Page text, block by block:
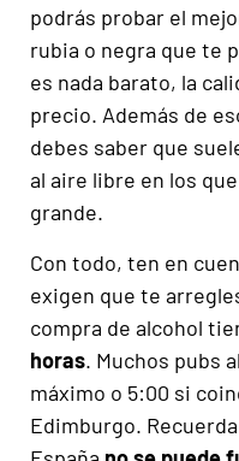
podrás probar el
rubia o negra que te
es nada barato, la
precio. Además de
debes saber que
al aire libre en los
grande.
Con todo, ten en
exigen que te
compra de alcohol
horas. Muchos pubs
máximo o 5:00 si
Edimburgo.